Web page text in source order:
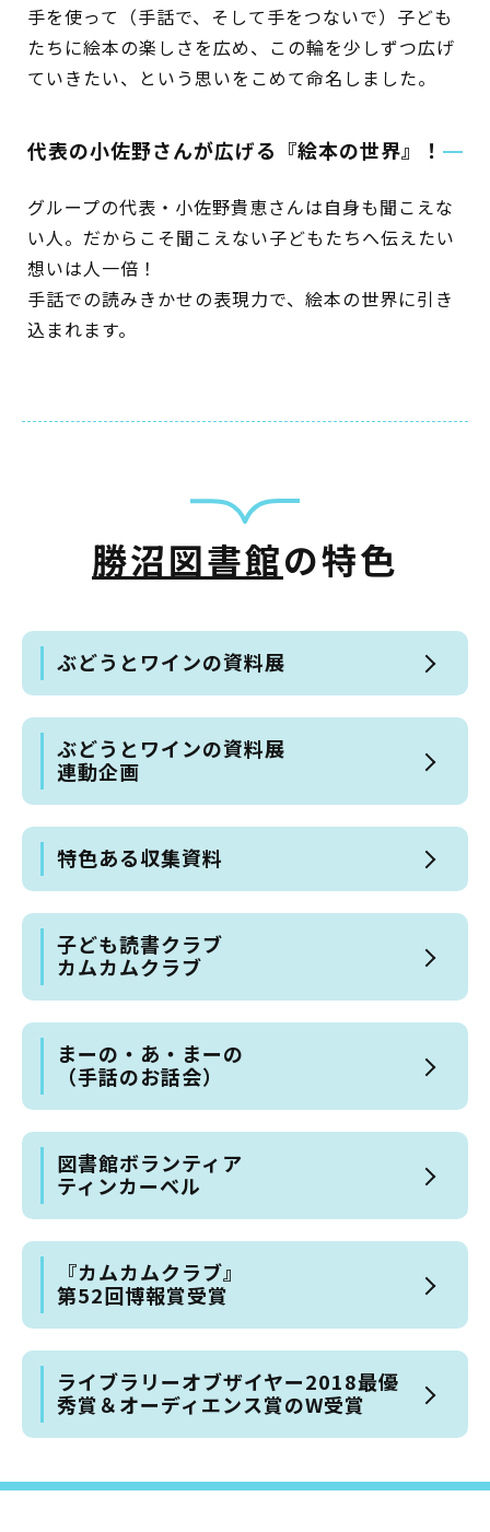
手を使って（手話で、そして手をつないで）子ども
たちに絵本の楽しさを広め、この輪を少しずつ広げ
ていきたい、という思いをこめて命名しました。
代表の小佐野さんが広げる『絵本の世界』！
グループの代表・小佐野貴恵さんは自身も聞こえな
い人。だからこそ聞こえない子どもたちへ伝えたい
想いは人一倍！
手話での読みきかせの表現力で、絵本の世界に引き
込まれます。
勝沼図書館の特色
ぶどうとワインの資料展
ぶどうとワインの資料展
連動企画
特色ある収集資料
子ども読書クラブ
カムカムクラブ
まーの・あ・まーの
（手話のお話会）
図書館ボランティア
ティンカーベル
『カムカムクラブ』
第52回博報賞受賞
ライブラリーオブザイヤー2018最優
秀賞＆オーディエンス賞のW受賞
こどもの図書館
としょかん
としょかん
おはなし会
かい